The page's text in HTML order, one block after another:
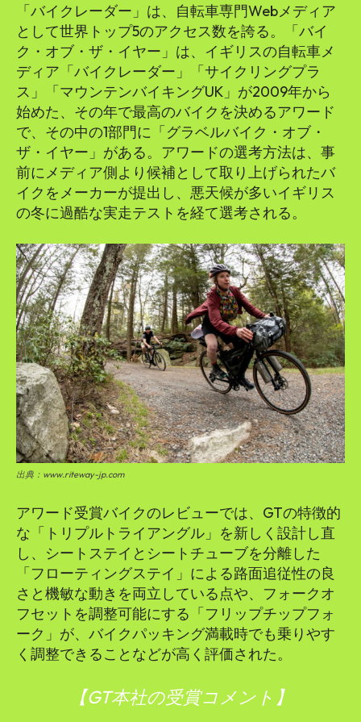
「バイクレーダー」は、自転車専門Webメディア
として世界トップ5のアクセス数を誇る。「バイ
ク・オブ・ザ・イヤー」は、イギリスの自転車メ
ディア「バイクレーダー」「サイクリングプラ
ス」「マウンテンバイキングUK」が2009年から
始めた、その年で最高のバイクを決めるアワード
で、その中の1部門に「グラベルバイク・オブ・
ザ・イヤー」がある。アワードの選考方法は、事
前にメディア側より候補として取り上げられたバ
イクをメーカーが提出し、悪天候が多いイギリス
の冬に過酷な実走テストを経て選考される。
出典：www.riteway-jp.com
アワード受賞バイクのレビューでは、GTの特徴的
な「トリプルトライアングル」を新しく設計し直
し、シートステイとシートチューブを分離した
「フローティングステイ」による路面追従性の良
さと機敏な動きを両立している点や、フォークオ
フセットを調整可能にする「フリップチップフォ
ーク」が、バイクパッキング満載時でも乗りやす
く調整できることなどが高く評価された。
【GT本社の受賞コメント】